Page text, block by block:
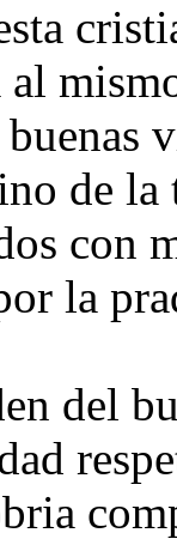
al
de la
con
la
del